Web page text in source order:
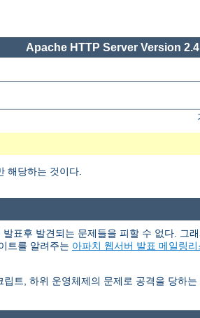
Apache HTTP Server Version 2.4
해당하는 것이다.
표후 발견되는 문제들을 피할 수 없다. 그
트를 알려주는 아파치 웹서버 발표 메일링리
트, 하위 운영체제의 문제로 공격을 당하